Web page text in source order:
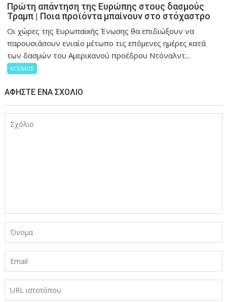
Πρώτη απάντηση της Ευρώπης στους δασμούς
Τραμπ | Ποια προϊόντα μπαίνουν στο στόχαστρο
Οι χώρες της Ευρωπαϊκής Ένωσης θα επιδιώξουν να
παρουσιάσουν ενιαίο μέτωπο τις επόμενες ημέρες κατά
των δασμών του Αμερικανού προέδρου Ντόναλντ...
ΚΟΣΜΟΣ
ΑΦΉΣΤΕ ΈΝΑ ΣΧΌΛΙΟ